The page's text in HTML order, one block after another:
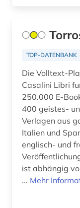
fossilien (1)
foto (1)
fotografie (1)
frau (1)
TOP-DATENBANK
Die Volltext-
Casalini Libri
250.000 E-
400 geistes-
Verlagen aus
Italien und
englisch- und
ist abhängig
... Mehr